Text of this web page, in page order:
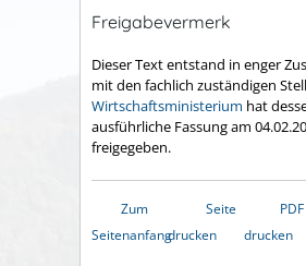
Freigabevermerk
Dieser Text entstand in enger
mit den fachlich zuständigen
Wirtschaftsministerium hat
ausführliche Fassung am
freigegeben.
Zum
Seitenanfang
Seite
drucken
PDF
drucken